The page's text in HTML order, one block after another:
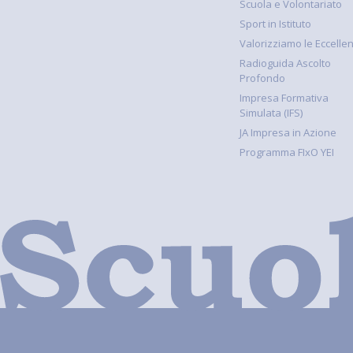
Scuola e Volontariato
Sport in Istituto
Valorizziamo le
Radioguida Ascolto
Profondo
Impresa Formativa
Simulata (IFS)
JA Impresa in Azione
Programma FIxO YEI